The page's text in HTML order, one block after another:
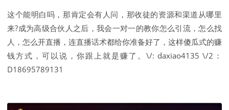
这个能明白吗，那肯定会有人问，那收徒的资源和渠道从哪里
来?成为高级合伙人之后，我会一对一的教你怎么引流，怎么找
人，怎么开直播，连直播话术都给你准备好了，这样傻瓜式的赚
钱方式，可以说，你跟上就是赚了。\/: daxiao4135 \/2：
D18695789131